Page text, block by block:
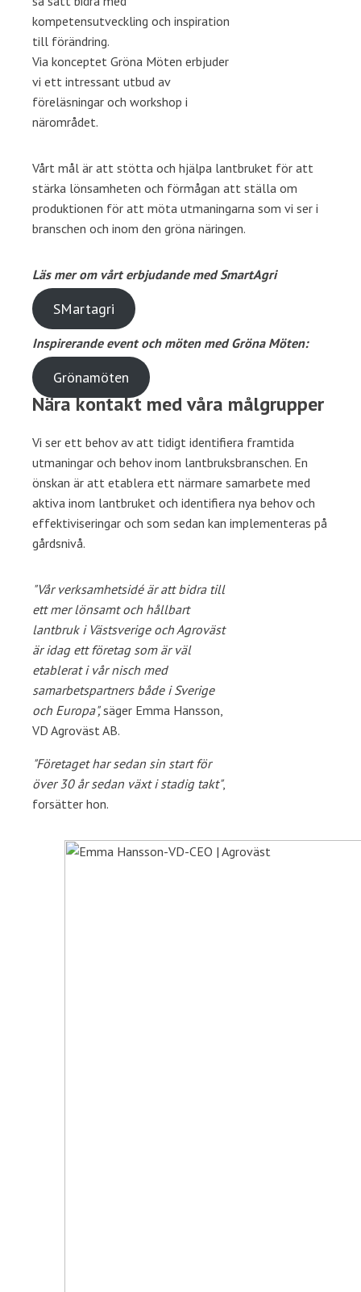
kompetensutveckling och inspiration
till förändring.
Via konceptet Gröna Möten erbjuder
vi ett intressant utbud av
föreläsningar och workshop i
närområdet.
Vårt mål är att stötta och hjälpa lantbruket för att
stärka lönsamheten och förmågan att ställa om
produktionen för att möta utmaningarna som vi ser i
branschen och inom den gröna näringen.
Läs mer om vårt erbjudande med SmartAgri
SMartagri
Inspirerande event och möten med Gröna Möten:
Grönamöten
Nära kontakt med våra målgrupper
Vi ser ett behov av att tidigt identifiera framtida
utmaningar och behov inom lantbruksbranschen. En
önskan är att etablera ett närmare samarbete med
aktiva inom lantbruket och identifiera nya behov och
effektiviseringar och som sedan kan implementeras på
gårdsnivå.
"Vår verksamhetsidé är att bidra till
ett mer lönsamt och hållbart
lantbruk i Västsverige och Agroväst
är idag ett företag som är väl
etablerat i vår nisch med
samarbetspartners både i Sverige
och Europa",säger Emma Hansson,
VD Agroväst AB.
"Företaget har sedan sin start för
över 30 år sedan växt i stadig takt",
forsätter hon.